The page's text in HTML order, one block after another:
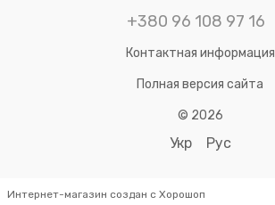
+380 96 108 97 16
Контактная информация
Полная версия сайта
© 2026
Укр Рус
Интернет-магазин создан с Хорошоп